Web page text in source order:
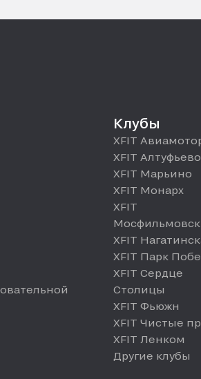
Клубы
XFIT
XFIT Алтуфьево
XFIT Марьино
XFIT Монарх
XFIT
XFIT
XFIT Парк
XFIT Сердце
Столицы
XFIT Фьюжн
XFIT Чистые
XFIT Ленком
Другие клубы